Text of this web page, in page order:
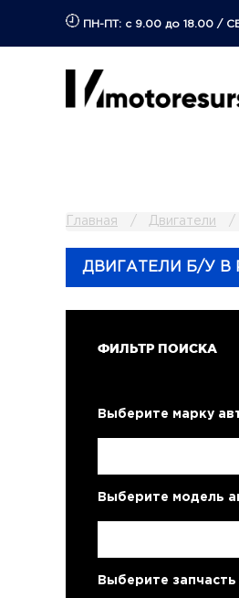
ПН-ПТ: с 9.00 до 18.00 /
Главная Двигатели
ДВИГАТЕЛИ Б/У В
ФИЛЬТР ПОИСКА
Выберите марку
Выберите модель
Выберите запчасть